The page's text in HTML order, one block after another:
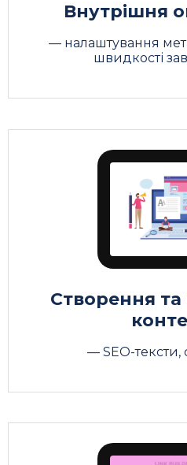
Внутрішня
— налаштування
швидкості
Створення та
— SEO-тексти,